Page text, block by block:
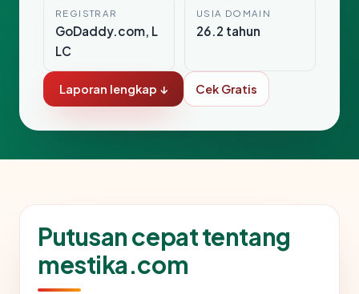
REGISTRAR
GoDaddy.com, L
LC
USIA DOMAIN
26.2 tahun
Laporan lengkap ↓ Cek Gratis
Putusan cepat tentang
mestika.com